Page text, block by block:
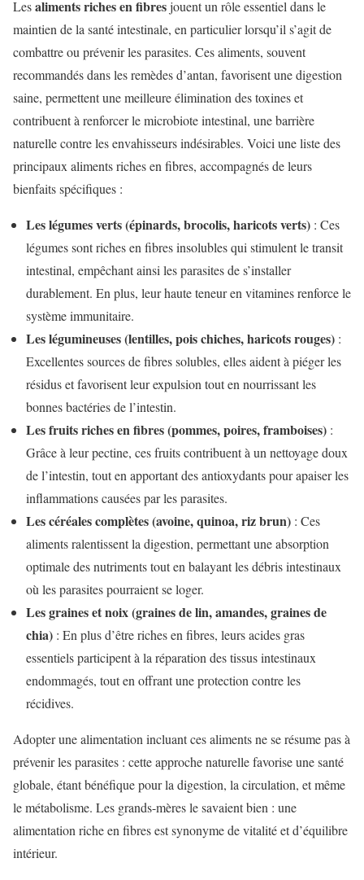
Lesaliments riches en fibresjouent un rôle essentiel dans le
maintien de la santé intestinale, en particulier lorsqu’il s’agit de
combattre ou prévenir les parasites. Ces aliments, souvent
recommandés dans les remèdes d’antan, favorisent une digestion
saine, permettent une meilleure élimination des toxines et
contribuent à renforcer le microbiote intestinal, une barrière
naturelle contre les envahisseurs indésirables. Voici une liste des
principaux aliments riches en fibres, accompagnés de leurs
bienfaits spécifiques :
Les légumes verts (épinards, brocolis, haricots verts) : Ces
légumes sont riches en fibres insolubles qui stimulent le transit
intestinal, empêchant ainsi les parasites de s’installer
durablement. En plus, leur haute teneur en vitamines renforce le
système immunitaire.
Les légumineuses (lentilles, pois chiches, haricots rouges) :
Excellentes sources de fibres solubles, elles aident à piéger les
résidus et favorisent leur expulsion tout en nourrissant les
bonnes bactéries de l’intestin.
Les fruits riches en fibres (pommes, poires, framboises) :
Grâce à leur pectine, ces fruits contribuent à un nettoyage doux
de l’intestin, tout en apportant des antioxydants pour apaiser les
inflammations causées par les parasites.
Les céréales complètes (avoine, quinoa, riz brun) : Ces
aliments ralentissent la digestion, permettant une absorption
optimale des nutriments tout en balayant les débris intestinaux
où les parasites pourraient se loger.
Les graines et noix (graines de lin, amandes, graines de
chia) : En plus d’être riches en fibres, leurs acides gras
essentiels participent à la réparation des tissus intestinaux
endommagés, tout en offrant une protection contre les
récidives.
Adopter une alimentation incluant ces aliments ne se résume pas à
prévenir les parasites : cette approche naturelle favorise une santé
globale, étant bénéfique pour la digestion, la circulation, et même
le métabolisme. Les grands-mères le savaient bien : une
alimentation riche en fibres est synonyme de vitalité et d’équilibre
intérieur.